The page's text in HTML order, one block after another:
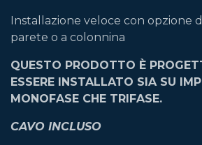
Installazione veloce con opzione
parete o a colonnina
QUESTO PRODOTTO È
ESSERE INSTALLATO SIA SU
MONOFASE CHE TRIFASE.
CAVO INCLUSO